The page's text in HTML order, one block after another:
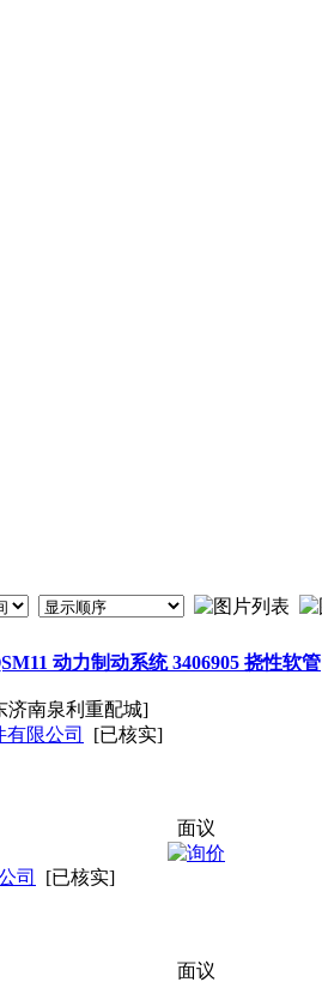
动力制动系统 3406905 挠性软管
济南泉利重配城]
限公司
[已核实]
司
[已核实]
面议
面议